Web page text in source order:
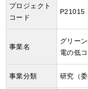
プロジェクト
コード
P21015
事業名
グリー
電の低
事業分類 研究（